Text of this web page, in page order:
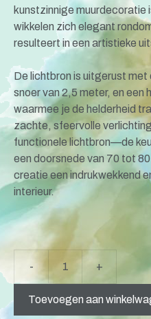
kunstzinnige muurdecoratie
wikkelen zich elegant
resulteert in een artistieke
De lichtbron is uitgerust met
snoer van 2,5 meter, en
waarmee je de helderheid
zachte, sfeervolle
functionele lichtbron—de
een doorsnede van 70 tot
creatie een indrukwekkend
interieur.
-
"Lumi
+
Toevoegen aan